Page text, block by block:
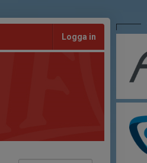
Logga in